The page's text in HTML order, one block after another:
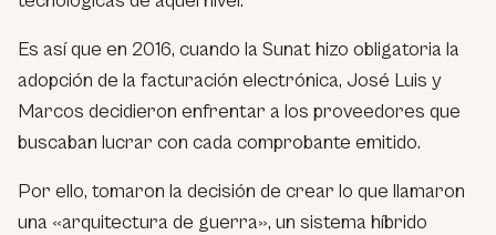
Es así que en 2016, cuando la Sunat hizo obligatoria la
adopción de la facturación electrónica, José Luis y
Marcos decidieron enfrentar a los proveedores que
buscaban lucrar con cada comprobante emitido.
Por ello, tomaron la decisión de crear lo que llamaron
una «arquitectura de guerra», un sistema híbrido